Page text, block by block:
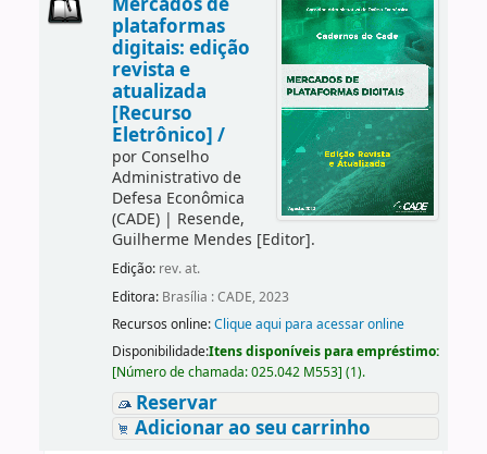
plataformas
digitais: edição
revista e
atualizada
[Recurso
Eletrônico] /
por Conselho
Administrativo de
Defesa Econômica
(CADE)| Resende,
Guilherme Mendes [Editor].
Edição: rev. at.
Editora: Brasília : CADE, 2023
Recursos online:Clique aqui para acessar online
Disponibilidade:Itens disponíveis para empréstimo:
[Número de chamada:025.042 M553] (1).
Reservar
Adicionar ao seu carrinho